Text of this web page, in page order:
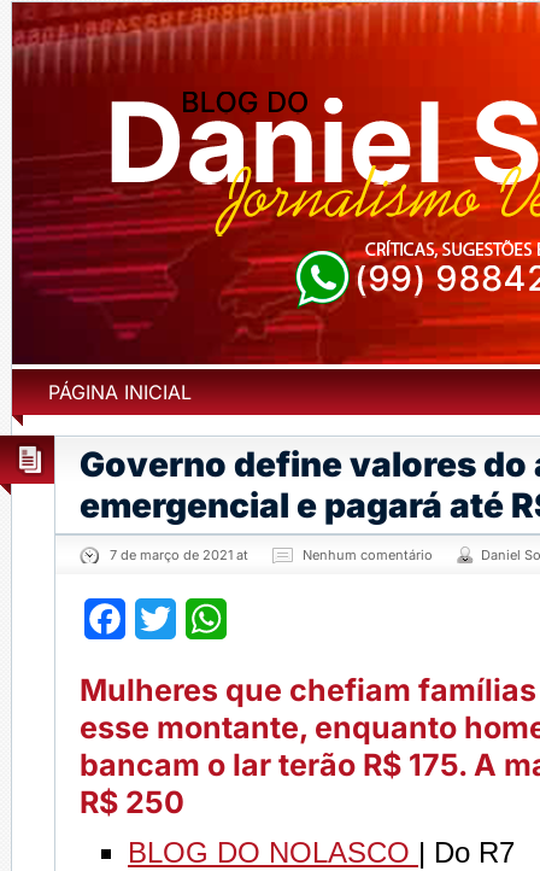
PÁGINA INICIAL
Governo define valores do
emergencial e pagará até
7 de março de 2021 at Nenhum comentário Daniel
Facebook
Twitter
Mulheres que chefiam
esse montante, enquanto
bancam o lar terão R$ 175. A
R$ 250
BLOG DO NOLASCO | Do R7